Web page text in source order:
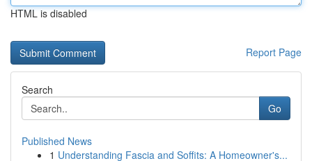
HTML is disabled
Report Page
Search
Go
Published News
1 Understanding Fascia and Soffits: A Homeowner's...